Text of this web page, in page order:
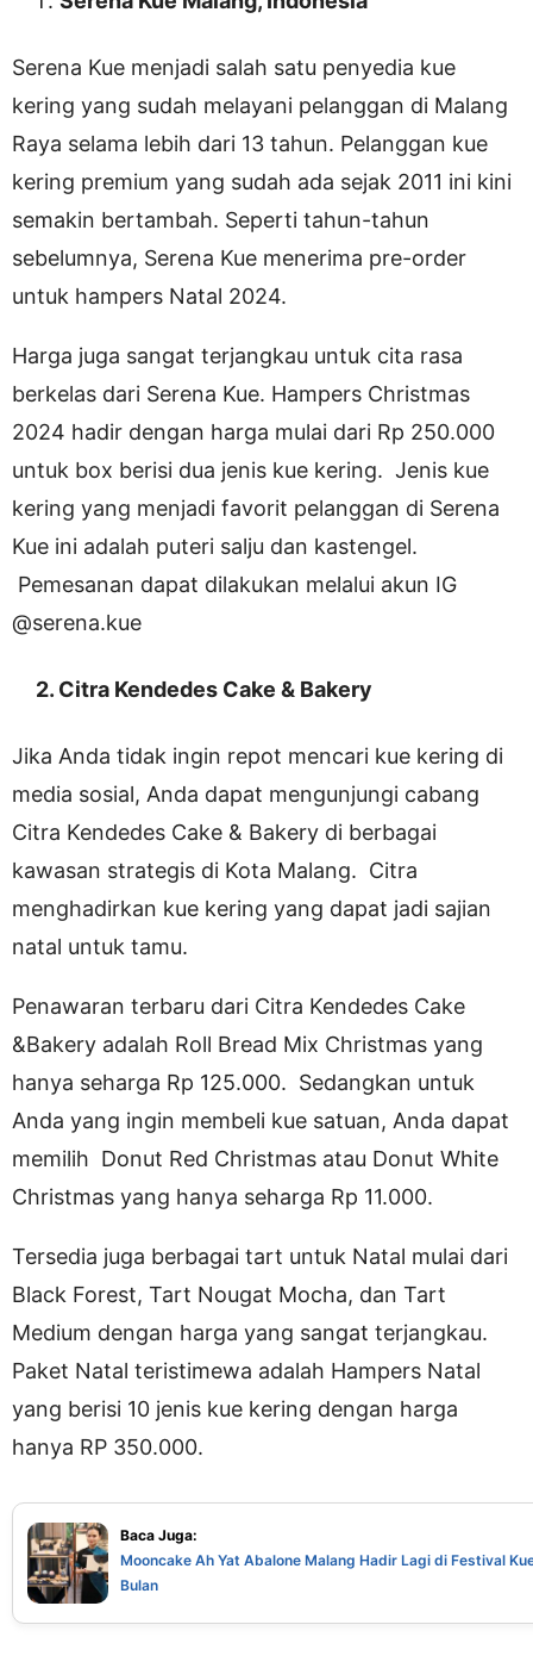
Serena Kue menjadi salah satu penyedia kue
kering yang sudah melayani pelanggan di Malang
Raya selama lebih dari 13 tahun. Pelanggan kue
kering premium yang sudah ada sejak 2011 ini kini
semakin bertambah. Seperti tahun-tahun
sebelumnya, Serena Kue menerima pre-order
untuk hampers Natal 2024.
Harga juga sangat terjangkau untuk cita rasa
berkelas dari Serena Kue. Hampers Christmas
2024 hadir dengan harga mulai dari Rp 250.000
untuk box berisi dua jenis kue kering. Jenis kue
kering yang menjadi favorit pelanggan di Serena
Kue ini adalah puteri salju dan kastengel.
Pemesanan dapat dilakukan melalui akun IG
@serena.kue
2. Citra Kendedes Cake & Bakery
Jika Anda tidak ingin repot mencari kue kering di
media sosial, Anda dapat mengunjungi cabang
Citra Kendedes Cake & Bakery di berbagai
kawasan strategis di Kota Malang. Citra
menghadirkan kue kering yang dapat jadi sajian
natal untuk tamu.
Penawaran terbaru dari Citra Kendedes Cake
&Bakery adalah Roll Bread Mix Christmas yang
hanya seharga Rp 125.000. Sedangkan untuk
Anda yang ingin membeli kue satuan, Anda dapat
memilih Donut Red Christmas atau Donut White
Christmas yang hanya seharga Rp 11.000.
Tersedia juga berbagai tart untuk Natal mulai dari
Black Forest, Tart Nougat Mocha, dan Tart
Medium dengan harga yang sangat terjangkau.
Paket Natal teristimewa adalah Hampers Natal
yang berisi 10 jenis kue kering dengan harga
hanya RP 350.000.
Baca Juga:
Mooncake Ah Yat Abalone Malang Hadir Lagi di Festival
Bulan